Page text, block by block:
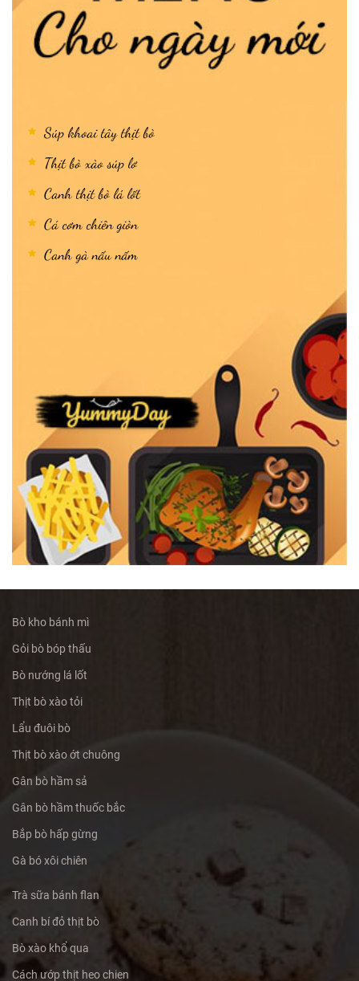
Súp khoai tây thịt bò
Thịt bò xào súp lơ
Canh thịt bò lá lốt
Cá cơm chiên giòn
Canh gà nấu nấm
Bò kho bánh mì
Gỏi bò bóp thấu
Bò nướng lá lốt
Thịt bò xào tỏi
Lẩu đuôi bò
Thịt bò xào ớt chuông
Gân bò hầm sả
Gân bò hầm thuốc bắc
Bắp bò hấp gừng
Gà bó xôi chiên
Trà sữa bánh flan
Canh bí đỏ thịt bò
Bò xào khổ qua
Cách ướp thịt heo chien